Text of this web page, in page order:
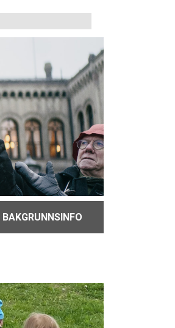
BAKGRUNNSINFO